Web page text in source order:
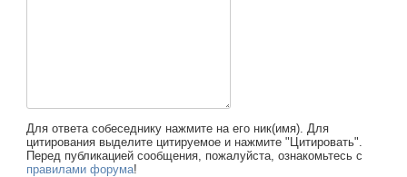
Для ответа собеседнику нажмите на его ник(имя). Для
цитирования выделите цитируемое и нажмите "Цитировать".
Перед публикацией сообщения, пожалуйста, ознакомьтесь с
правилами форума!